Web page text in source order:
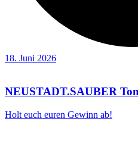
18. Juni 2026
NEUSTADT.SAUBER
Holt euch euren Gewinn ab!